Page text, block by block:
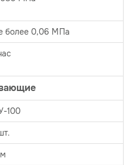
более 0,06 МПа
100